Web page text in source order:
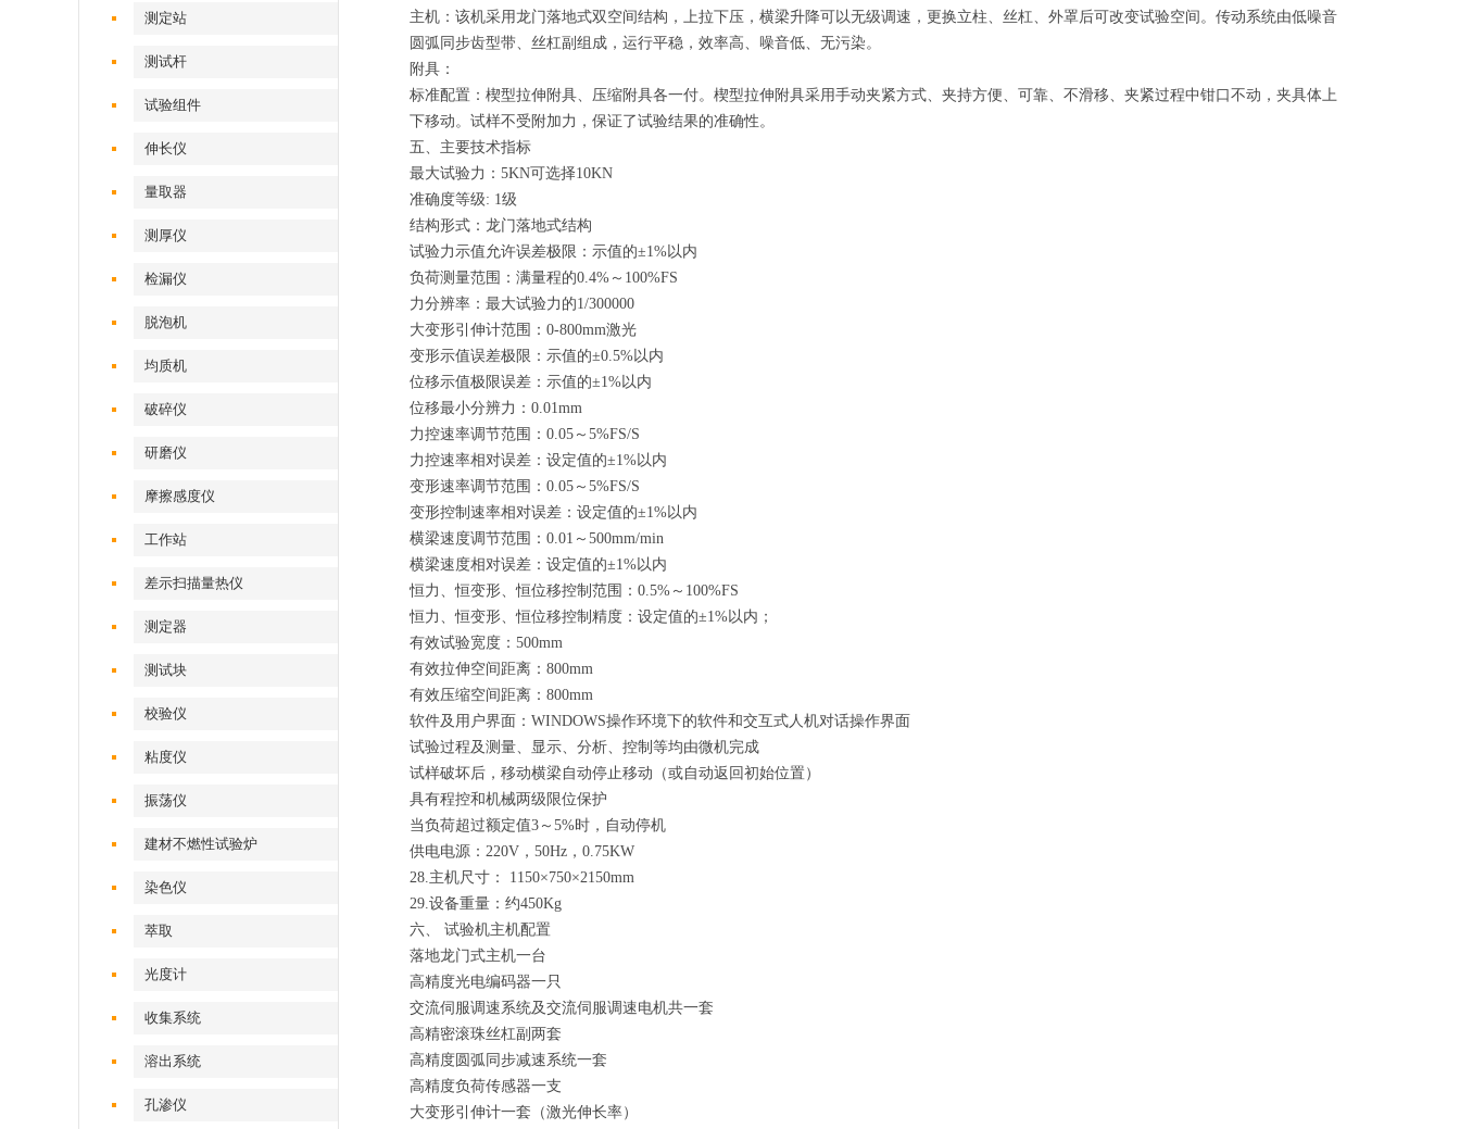
测定站‌
测试杆
试验组件
伸长仪
量取器
测厚仪
检漏仪
脱泡机
均质机
破碎仪
研磨仪
摩擦感度仪
工作站
差示扫描量热仪
测定器
测试块
校验仪
粘度仪
振荡仪
建材不燃性试验炉
染色仪
萃取
光度计
收集系统
溶出系统
孔渗仪
主机：该机采用龙门落地式双空间结构，上拉下压，横梁升降可以无级调速，更换立柱、丝杠、外罩后可改变试验空间。传动系统由低噪音
圆弧同步齿型带、丝杠副组成，运行平稳，效率高、噪音低、无污染。
附具：
标准配置：楔型拉伸附具、压缩附具各一付。楔型拉伸附具采用手动夹紧方式、夹持方便、可靠、不滑移、夹紧过程中钳口不动，夹具体上
下移动。试样不受附加力，保证了试验结果的准确性。
五、主要技术指标
最大试验力： 5KN可选择10KN
准确度等级: 1级
结构形式：龙门落地式结构
试验力示值允许误差极限：示值的±1%以内
负荷测量范围：满量程的0.4% ～ 100%FS
力分辨率：最大试验力的1/300000
大变形引伸计范围： 0-800mm激光
变形示值误差极限：示值的±0.5%以内
位移示值极限误差：示值的±1%以内
位移最小分辨力： 0.01mm
力控速率调节范围： 0.05 ～ 5%FS/S
力控速率相对误差：设定值的±1%以内
变形速率调节范围： 0.05 ～ 5%FS/S
变形控制速率相对误差：设定值的±1%以内
横梁速度调节范围： 0.01 ～ 500mm/min
横梁速度相对误差：设定值的±1%以内
恒力、恒变形、恒位移控制范围： 0.5% ～ 100%FS
恒力、恒变形、恒位移控制精度：设定值的±1%以内；
有效试验宽度： 500mm
有效拉伸空间距离： 800mm
有效压缩空间距离： 800mm
软件及用户界面： WINDOWS操作环境下的软件和交互式人机对话操作界面
试验过程及测量、显示、分析、控制等均由微机完成
试样破坏后，移动横梁自动停止移动（或自动返回初始位置）
具有程控和机械两级限位保护
当负荷超过额定值3 ～ 5%时，自动停机
供电电源： 220V ， 50Hz ， 0.75KW
28.主机尺寸： 1150×750×2150mm
29.设备重量：约450Kg
六、 试验机主机配置
落地龙门式主机一台
高精度光电编码器一只
交流伺服调速系统及交流伺服调速电机共一套
高精密滚珠丝杠副两套
高精度圆弧同步减速系统一套
高精度负荷传感器一支
大变形引伸计一套（激光伸长率）